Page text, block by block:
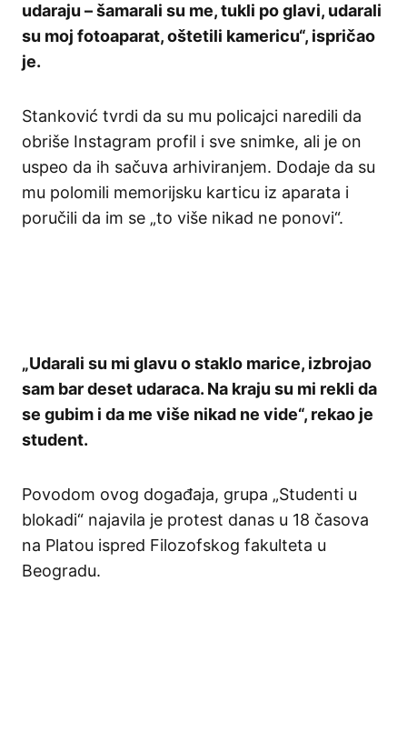
udaraju – šamarali su me, tukli po glavi, udarali
su moj fotoaparat, oštetili kamericu“, ispričao
je.
Stanković tvrdi da su mu policajci naredili da
obriše Instagram profil i sve snimke, ali je on
uspeo da ih sačuva arhiviranjem. Dodaje da su
mu polomili memorijsku karticu iz aparata i
poručili da im se „to više nikad ne ponovi“.
„Udarali su mi glavu o staklo marice, izbrojao
sam bar deset udaraca. Na kraju su mi rekli da
se gubim i da me više nikad ne vide“, rekao je
student.
Povodom ovog događaja, grupa „Studenti u
blokadi“ najavila je protest danas u 18 časova
na Platou ispred Filozofskog fakulteta u
Beogradu.